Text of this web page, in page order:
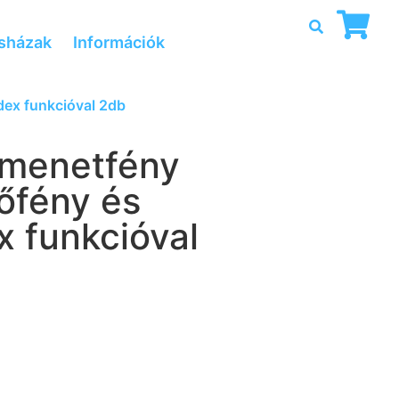
Információk
funkcióval 2db
és
funkcióval